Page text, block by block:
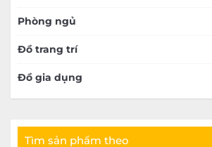
Phòng ngủ
Đồ trang trí
Đồ gia dụng
Tìm sản phẩm theo